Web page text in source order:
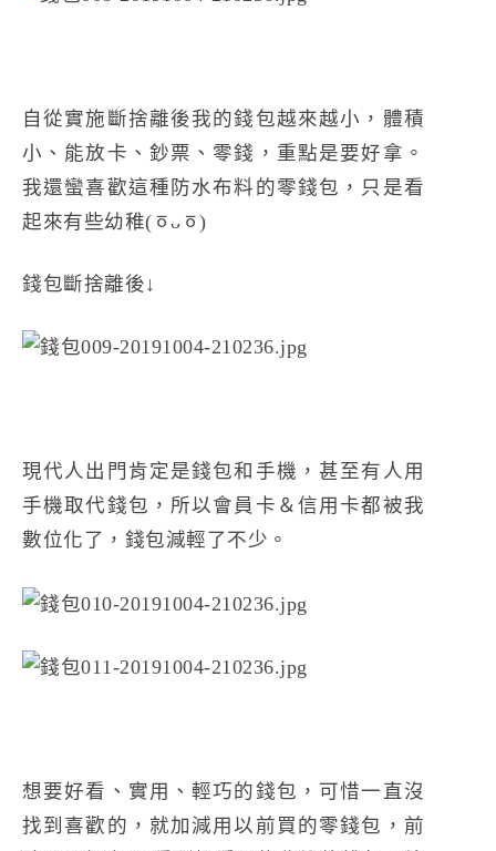
自從實施斷捨離後我的錢包越來越小，體積
小、能放卡、鈔票、零錢，重點是要好拿。
我還蠻喜歡這種防水布料的零錢包，只是看
起來有些幼稚(ㆆᴗㆆ)
錢包斷捨離後↓
現代人出門肯定是錢包和手機，甚至有人用
手機取代錢包，所以會員卡＆信用卡都被我
數位化了，錢包減輕了不少。
想要好看、實用、輕巧的錢包，可惜一直沒
找到喜歡的，就加減用以前買的零錢包，前